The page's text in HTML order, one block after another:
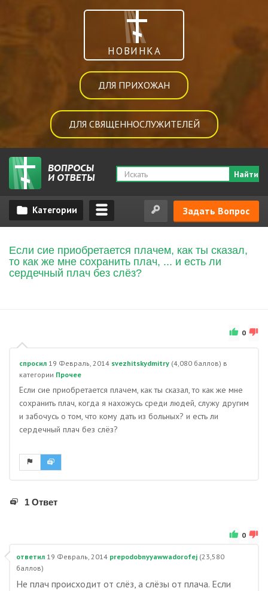
НОВИНКА
ДЛЯ ПРИХОЖАН
ДЛЯ СВЯЩЕННОСЛУЖИТЕЛЕЙ
Найти
Задать Вопрос
Если сие приобретается плачем, как ты сказал,
то как же мне сохранить плач, ... и есть ли
сердечный плач без слёз?
0
спросил 19 Февраль, 2014 svezhitskydmitry (4,080 баллов) в
категории Прочее
Если сие приобретается плачем, как ты сказал, то как же мне
сохранить плач, когда я нахожусь среди людей, служу другим
и забочусь о том, что кому дать из больных? и есть ли
сердечный плач без слёз?
1 Ответ
0
ответил 19 Февраль, 2014 prepodobnyyawwadorofej (23,580
баллов)
Не плач происходит от слёз, а слёзы от плача. Если